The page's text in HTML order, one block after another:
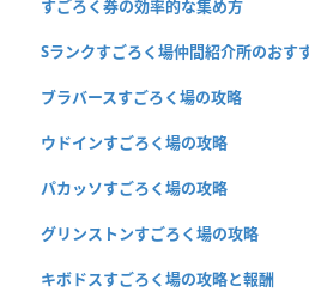
すごろく券の効率的な集め方
Sランクすごろく場仲間紹介所のおす
ブラバースすごろく場の攻略
ウドインすごろく場の攻略
パカッソすごろく場の攻略
グリンストンすごろく場の攻略
キボドスすごろく場の攻略と報酬